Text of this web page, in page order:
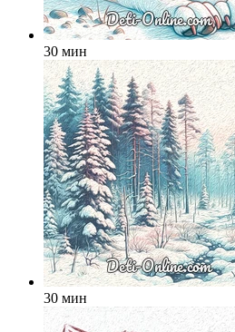
30 мин
30 мин